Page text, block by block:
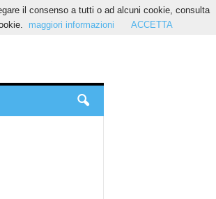
il consenso a tutti o ad alcuni cookie, consulta
maggiori informazioni ACCETTA